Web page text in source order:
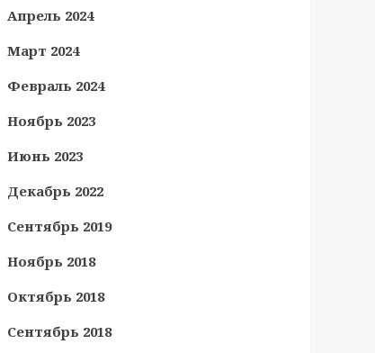
Апрель 2024
Март 2024
Февраль 2024
Ноябрь 2023
Июнь 2023
Декабрь 2022
Сентябрь 2019
Ноябрь 2018
Октябрь 2018
Сентябрь 2018